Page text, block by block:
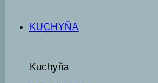
KUCHYŇA
Kuchyňa